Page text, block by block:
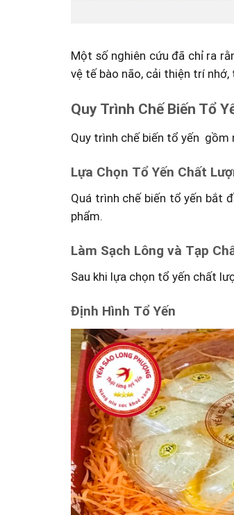
Một số nghiên cứu đã chỉ ra
vệ tế bào não, cải thiện trí
Quy Trình Chế Biến Tổ
Quy trình chế biến tổ yến gồm
Lựa Chọn Tổ Yến Chất
Quá trình chế biến tổ yến bắt
phẩm.
Làm Sạch Lông và Tạp
Sau khi lựa chọn tổ yến chất
Định Hình Tổ Yến